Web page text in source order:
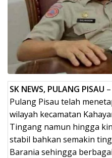
SK NEWS, PULANG PISAU
Pulang Pisau telah
wilayah kecamatan
Tingang namun hingga
stabil bahkan semakin
Barania sehingga